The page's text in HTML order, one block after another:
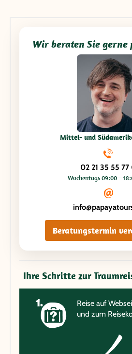
Wir beraten Sie gerne
Mittel- und
02 21 35 55 77
Wochentags 09:00 –
Beratungstermin
Ihre Schritte zur
Reise auf
und zum